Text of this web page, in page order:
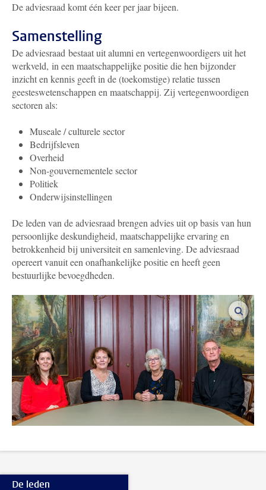
De adviesraad komt één keer per jaar bijeen.
Samenstelling
De adviesraad bestaat uit alumni en vertegenwoordigers uit het
werkveld, in een maatschappelijke positie die hen bijzonder
inzicht en kennis geeft in de (toekomstige) relatie tussen
geesteswetenschappen en maatschappij. Zij vertegenwoordigen
sectoren als:
Museale / culturele sector
Bedrijfsleven
Overheid
Non-gouvernementele sector
Politiek
Onderwijsinstellingen
De leden van de adviesraad brengen advies uit op basis van hun
persoonlijke deskundigheid, maatschappelijke ervaring en
betrokkenheid bij universiteit en samenleving. De adviesraad
opereert vanuit een onafhankelijke positie en heeft geen
bestuurlijke bevoegdheden.
De leden